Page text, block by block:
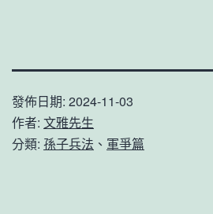
發佈日期: 2024-11-03
作者: 文雅先生
分類: 孫子兵法 、 軍爭篇